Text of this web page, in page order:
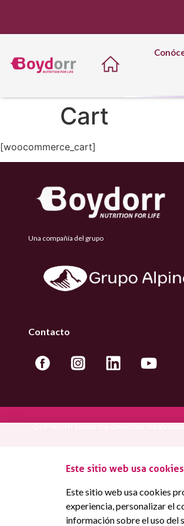
Cart
[woocommerce_cart]
Una compañía del grupo
Contacto
Este sitio web usa cookies
Este sitio web usa cookies
experiencia, personalizar el
información sobre el uso del